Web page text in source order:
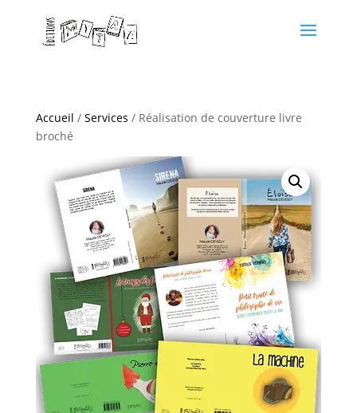
Accueil / Services / Réalisation de couverture livre
broché